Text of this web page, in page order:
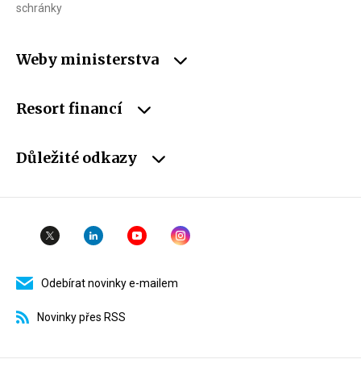
schránky
Weby ministerstva
Resort financí
Důležité odkazy
Odebírat novinky e-mailem
Novinky přes RSS